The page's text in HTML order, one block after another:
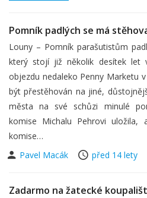
Pomník padlých se má
Louny – Pomník parašutistům
který stojí již několik desítek let
objezdu nedaleko Penny Marketu
být přestěhován na jiné,
města na své schůzi minulé
komise Michalu Pehrovi
komise…
Pavel Macák
před 14 lety
Zadarmo na žatecké